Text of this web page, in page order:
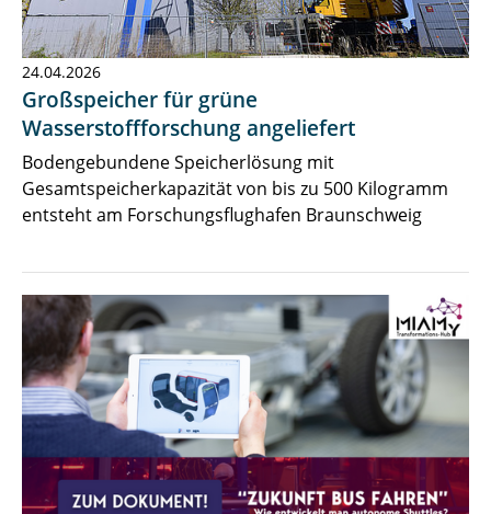
24.04.2026
Großspeicher für grüne
Wasserstoffforschung angeliefert
Bodengebundene Speicherlösung mit
Gesamtspeicherkapazität von bis zu 500 Kilogramm
entsteht am Forschungsflughafen Braunschweig